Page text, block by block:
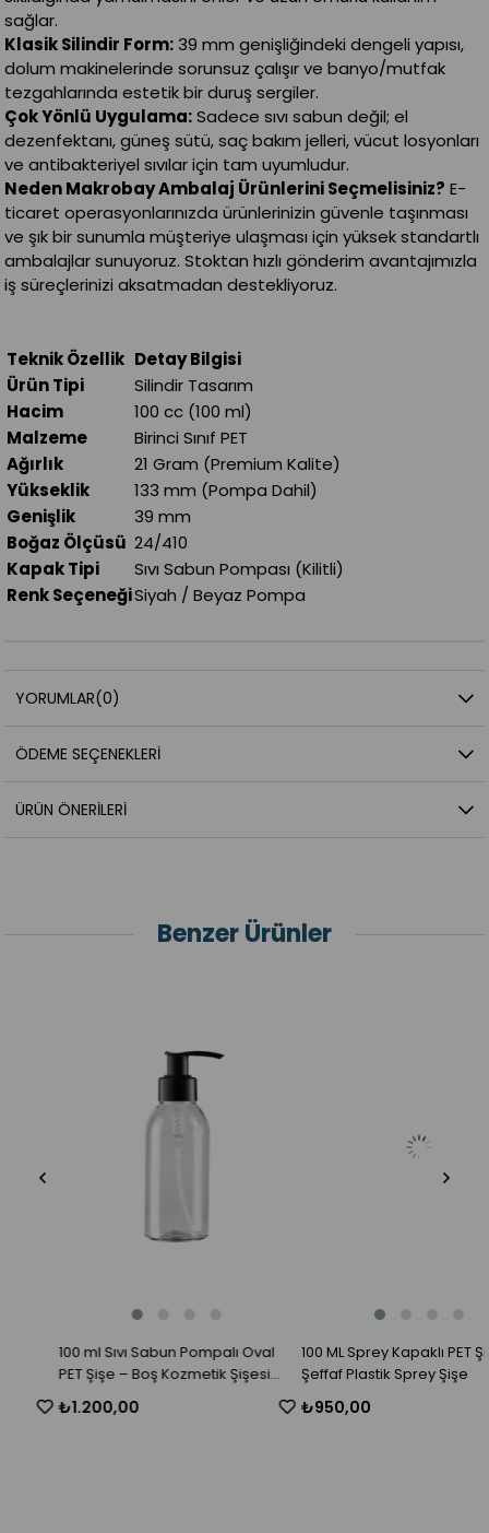
sağlar.
Klasik Silindir Form:39 mm genişliğindeki dengeli yapısı,
dolum makinelerinde sorunsuz çalışır ve banyo/mutfak
tezgahlarında estetik bir duruş sergiler.
Çok Yönlü Uygulama:Sadece sıvı sabun değil; el
dezenfektanı, güneş sütü, saç bakım jelleri, vücut losyonları
ve antibakteriyel sıvılar için tam uyumludur.
Neden Makrobay Ambalaj Ürünlerini Seçmelisiniz? E-
ticaret operasyonlarınızda ürünlerinizin güvenle taşınması
ve şık bir sunumla müşteriye ulaşması için yüksek standartlı
ambalajlar sunuyoruz. Stoktan hızlı gönderim avantajımızla
iş süreçlerinizi aksatmadan destekliyoruz.
Teknik Özellik Detay Bilgisi
Ürün Tipi
Silindir Tasarım
Hacim
100 cc (100 ml)
Malzeme
Birinci Sınıf PET
Ağırlık
21 Gram (Premium Kalite)
Yükseklik
133 mm (Pompa Dahil)
Genişlik
39 mm
Boğaz Ölçüsü 24/410
Kapak Tipi
Sıvı Sabun Pompası (Kilitli)
Renk SeçeneğiSiyah / Beyaz Pompa
YORUMLAR(0)
ÖDEME SEÇENEKLERI
ÜRÜN ÖNERILERI
Benzer Ürünler
100 ml Sıvı Sabun Pompalı Oval
PET Şişe – Boş Kozmetik Şişesi
Toptan
₺1.200,00
100 ML Sprey Kapaklı PET Şişe -
Şeffaf Plastik Sprey Şişe
₺950,00